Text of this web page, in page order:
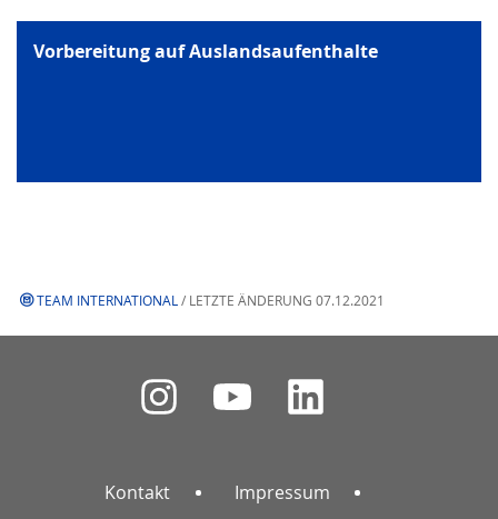
Vorbereitung auf Auslandsaufenthalte
TEAM INTERNATIONAL / LETZTE ÄNDERUNG 07.12.2021
Kontakt Impressum